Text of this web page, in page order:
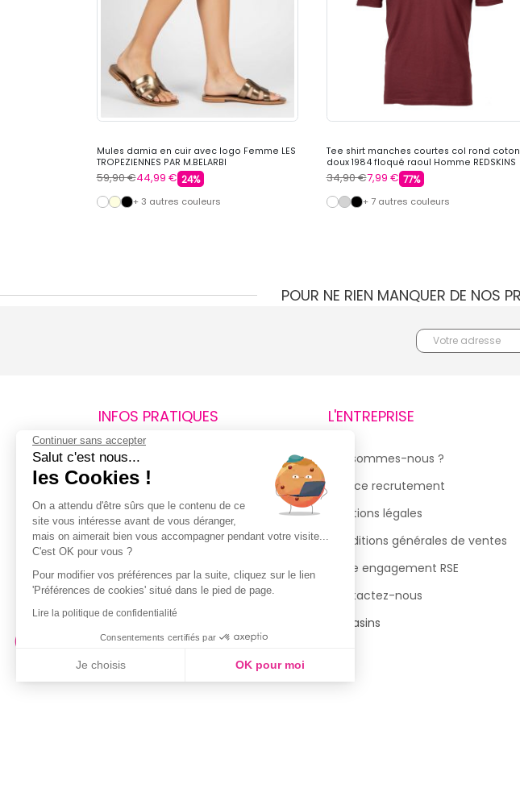
Mules damia en cuir avec logo Femme LES
TROPEZIENNES PAR M.BELARBI
59,90 €44,99 € 24%
+ 3 autres couleurs
Tee shirt manches courtes col rond coton
doux 1984 floqué raoul Homme REDSKINS
34,90 €7,99 € 77%
+ 7 autres couleurs
POUR NE RIEN MANQUER DE NOS
INFOS PRATIQUES
Retours et remboursements
Suivi de commande
Livraisons
Guide des tailles
Politique de confidentialité
Conditions générales d’utilisation
de la Carte de Fidélité
L'ENTREPRISE
Qui sommes-nous ?
Espace recrutement
Mentions légales
Conditions générales de ventes
Notre engagement RSE
Contactez-nous
Magasins
Continuer sans accepter
Salut c'est nous...
les Cookies !
On a attendu d'être sûrs que le contenu de ce
site vous intéresse avant de vous déranger,
mais on aimerait bien vous accompagner pendant votre visite...
C'est OK pour vous ?
Pour modifier vos préférences par la suite, cliquez sur le lien
'Préférences de cookies' situé dans le pied de page.
Lire la politique de confidentialité
Consentements certifiés par
Je choisis OK pour moi